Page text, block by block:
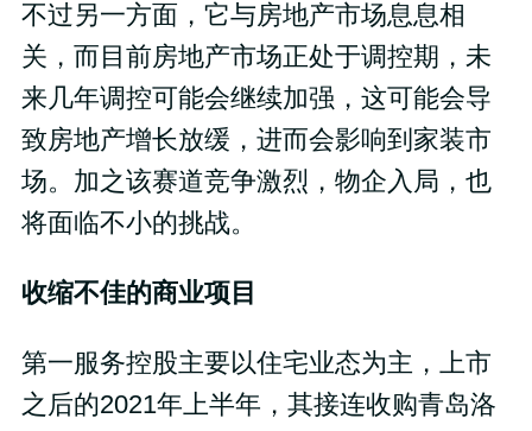
不过另一方面，它与房地产市场息息相
关，而目前房地产市场正处于调控期，未
来几年调控可能会继续加强，这可能会导
致房地产增长放缓，进而会影响到家装市
场。加之该赛道竞争激烈，物企入局，也
将面临不小的挑战。
收缩不佳的商业项目
第一服务控股主要以住宅业态为主，上市
之后的2021年上半年，其接连收购青岛洛